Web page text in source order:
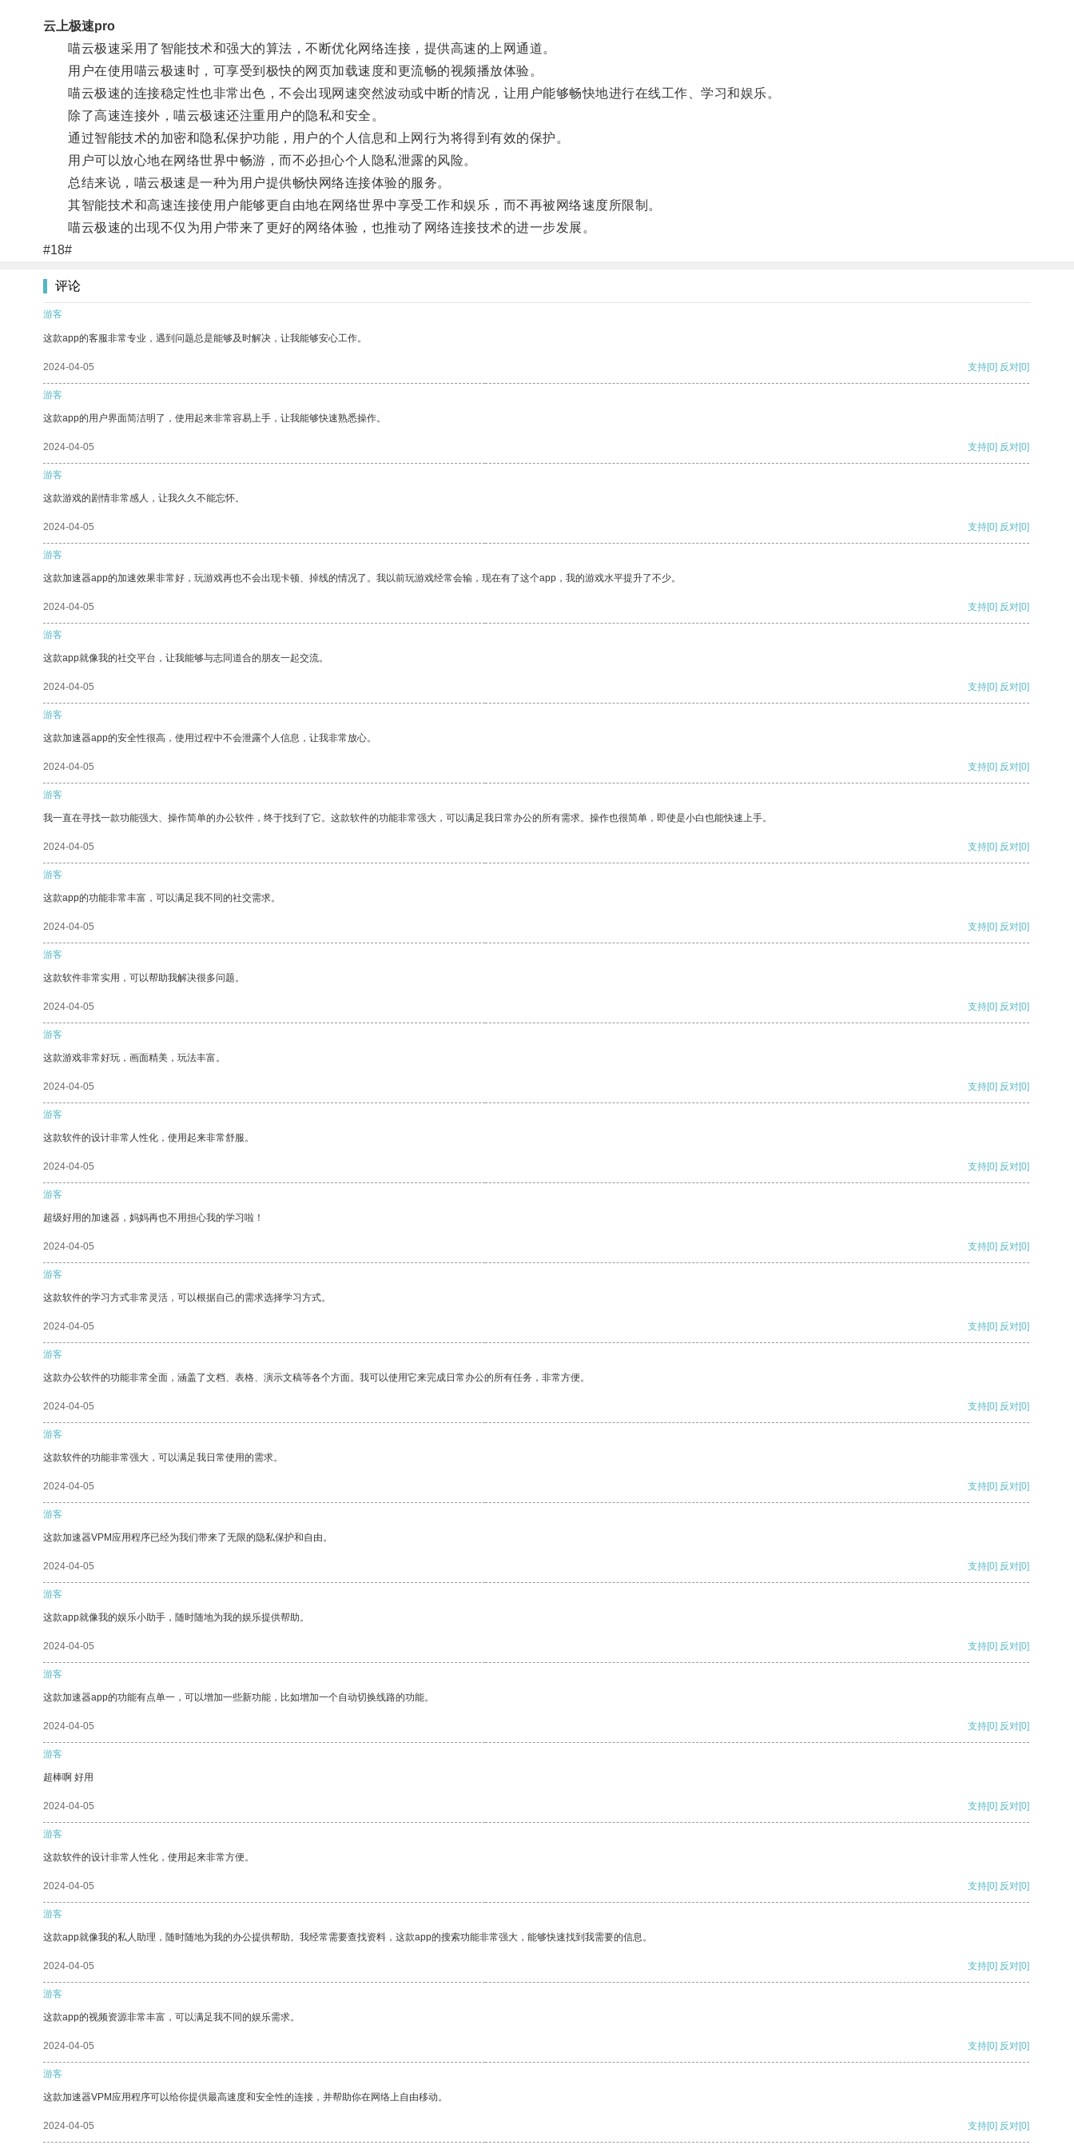
云上极速pro
喵云极速采用了智能技术和强大的算法，不断优化网络连接，提供高速的上网通道。
用户在使用喵云极速时，可享受到极快的网页加载速度和更流畅的视频播放体验。
喵云极速的连接稳定性也非常出色，不会出现网速突然波动或中断的情况，让用户能够畅快地进行在线工作、学习和娱乐。
除了高速连接外，喵云极速还注重用户的隐私和安全。
通过智能技术的加密和隐私保护功能，用户的个人信息和上网行为将得到有效的保护。
用户可以放心地在网络世界中畅游，而不必担心个人隐私泄露的风险。
总结来说，喵云极速是一种为用户提供畅快网络连接体验的服务。
其智能技术和高速连接使用户能够更自由地在网络世界中享受工作和娱乐，而不再被网络速度所限制。
喵云极速的出现不仅为用户带来了更好的网络体验，也推动了网络连接技术的进一步发展。
#18#
评论
游客
这款app的客服非常专业，遇到问题总是能够及时解决，让我能够安心工作。
2024-04-05 支持[0] 反对[0]
游客
这款app的用户界面简洁明了，使用起来非常容易上手，让我能够快速熟悉操作。
2024-04-05 支持[0] 反对[0]
游客
这款游戏的剧情非常感人，让我久久不能忘怀。
2024-04-05 支持[0] 反对[0]
游客
这款加速器app的加速效果非常好，玩游戏再也不会出现卡顿、掉线的情况了。我以前玩游戏经常会输，现在有了这个app，我的游戏水平提升了不少。
2024-04-05 支持[0] 反对[0]
游客
这款app就像我的社交平台，让我能够与志同道合的朋友一起交流。
2024-04-05 支持[0] 反对[0]
游客
这款加速器app的安全性很高，使用过程中不会泄露个人信息，让我非常放心。
2024-04-05 支持[0] 反对[0]
游客
我一直在寻找一款功能强大、操作简单的办公软件，终于找到了它。这款软件的功能非常强大，可以满足我日常办公的所有需求。操作也很简单，即使是小白也能快速上手。
2024-04-05 支持[0] 反对[0]
游客
这款app的功能非常丰富，可以满足我不同的社交需求。
2024-04-05 支持[0] 反对[0]
游客
这款软件非常实用，可以帮助我解决很多问题。
2024-04-05 支持[0] 反对[0]
游客
这款游戏非常好玩，画面精美，玩法丰富。
2024-04-05 支持[0] 反对[0]
游客
这款软件的设计非常人性化，使用起来非常舒服。
2024-04-05 支持[0] 反对[0]
游客
超级好用的加速器，妈妈再也不用担心我的学习啦！
2024-04-05 支持[0] 反对[0]
游客
这款软件的学习方式非常灵活，可以根据自己的需求选择学习方式。
2024-04-05 支持[0] 反对[0]
游客
这款办公软件的功能非常全面，涵盖了文档、表格、演示文稿等各个方面。我可以使用它来完成日常办公的所有任务，非常方便。
2024-04-05 支持[0] 反对[0]
游客
这款软件的功能非常强大，可以满足我日常使用的需求。
2024-04-05 支持[0] 反对[0]
游客
这款加速器VPM应用程序已经为我们带来了无限的隐私保护和自由。
2024-04-05 支持[0] 反对[0]
游客
这款app就像我的娱乐小助手，随时随地为我的娱乐提供帮助。
2024-04-05 支持[0] 反对[0]
游客
这款加速器app的功能有点单一，可以增加一些新功能，比如增加一个自动切换线路的功能。
2024-04-05 支持[0] 反对[0]
游客
超棒啊 好用
2024-04-05 支持[0] 反对[0]
游客
这款软件的设计非常人性化，使用起来非常方便。
2024-04-05 支持[0] 反对[0]
游客
这款app就像我的私人助理，随时随地为我的办公提供帮助。我经常需要查找资料，这款app的搜索功能非常强大，能够快速找到我需要的信息。
2024-04-05 支持[0] 反对[0]
游客
这款app的视频资源非常丰富，可以满足我不同的娱乐需求。
2024-04-05 支持[0] 反对[0]
游客
这款加速器VPM应用程序可以给你提供最高速度和安全性的连接，并帮助你在网络上自由移动。
2024-04-05 支持[0] 反对[0]